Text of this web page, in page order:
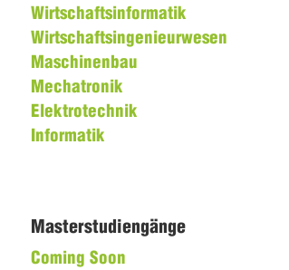
Wirtschaftsinformatik
Wirtschaftsingenieurwesen
Maschinenbau
Mechatronik
Elektrotechnik
Informatik
Masterstudiengänge
Coming Soon